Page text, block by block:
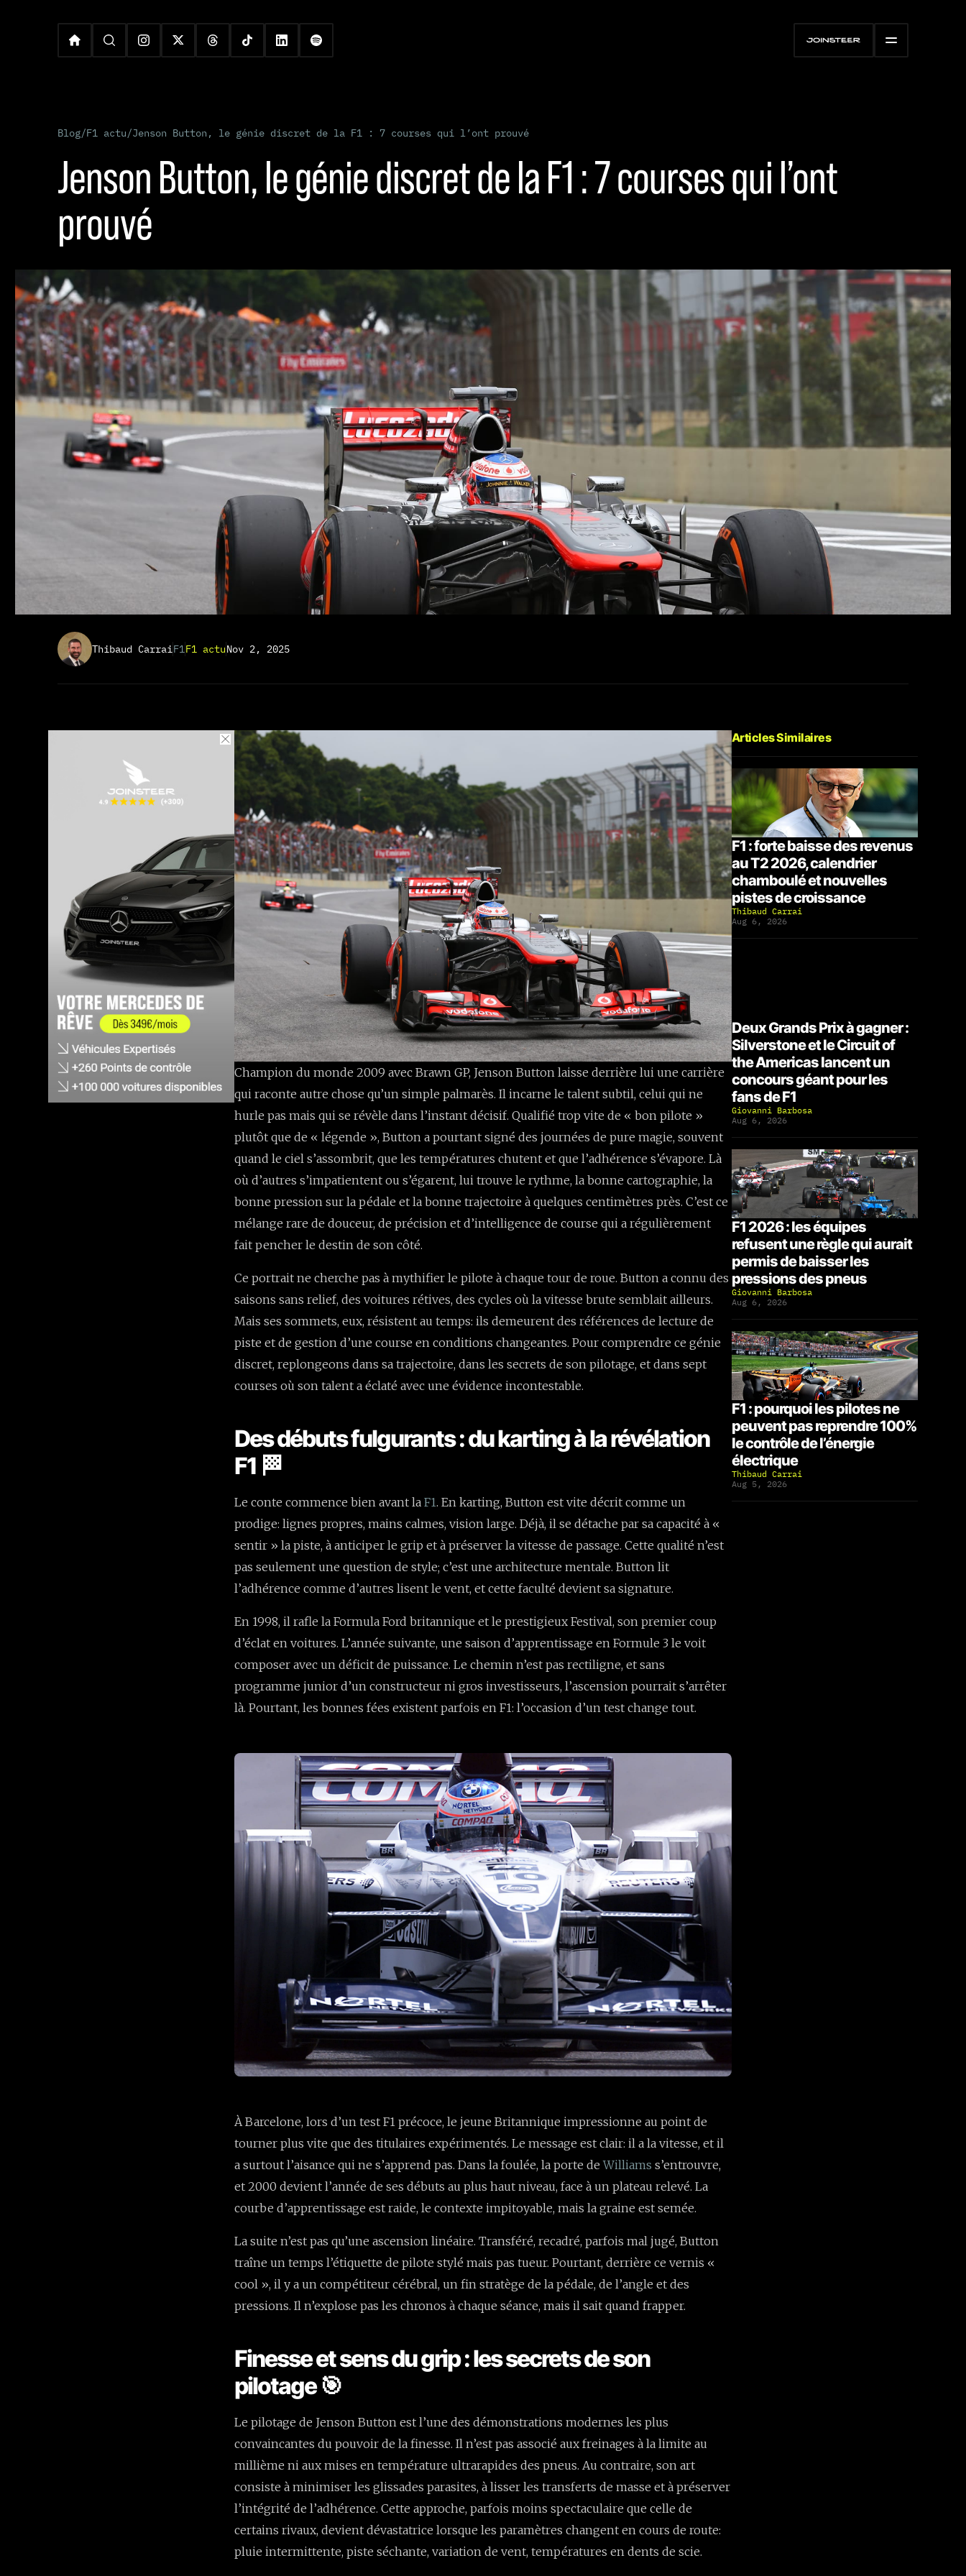
Blog/F1 actu/Jenson Button, le génie discret de la F1 : 7 courses qui l’ont prouvé
Jenson Button, le génie discret de la F1 : 7 courses qui l’ont
prouvé
Thibaud Carrai F1 F1 actuNov 2, 2025
Champion du monde 2009 avec Brawn GP, Jenson Button laisse derrière lui une carrière
qui raconte autre chose qu’un simple palmarès. Il incarne le talent subtil, celui qui ne
hurle pas mais qui se révèle dans l’instant décisif. Qualifié trop vite de « bon pilote »
plutôt que de « légende », Button a pourtant signé des journées de pure magie, souvent
quand le ciel s’assombrit, que les températures chutent et que l’adhérence s’évapore. Là
où d’autres s’impatientent ou s’égarent, lui trouve le rythme, la bonne cartographie, la
bonne pression sur la pédale et la bonne trajectoire à quelques centimètres près. C’est ce
mélange rare de douceur, de précision et d’intelligence de course qui a régulièrement
fait pencher le destin de son côté.
Ce portrait ne cherche pas à mythifier le pilote à chaque tour de roue. Button a connu des
saisons sans relief, des voitures rétives, des cycles où la vitesse brute semblait ailleurs.
Mais ses sommets, eux, résistent au temps: ils demeurent des références de lecture de
piste et de gestion d’une course en conditions changeantes. Pour comprendre ce génie
discret, replongeons dans sa trajectoire, dans les secrets de son pilotage, et dans sept
courses où son talent a éclaté avec une évidence incontestable.
Des débuts fulgurants : du karting à la révélation
F1 🏁
Le conte commence bien avant laF1 . En karting, Button est vite décrit comme un
prodige: lignes propres, mains calmes, vision large. Déjà, il se détache par sa capacité à «
sentir » la piste, à anticiper le grip et à préserver la vitesse de passage. Cette qualité n’est
pas seulement une question de style; c’est une architecture mentale. Button lit
l’adhérence comme d’autres lisent le vent, et cette faculté devient sa signature.
En 1998, il rafle la Formula Ford britannique et le prestigieux Festival, son premier coup
d’éclat en voitures. L’année suivante, une saison d’apprentissage en Formule 3 le voit
composer avec un déficit de puissance. Le chemin n’est pas rectiligne, et sans
programme junior d’un constructeur ni gros investisseurs, l’ascension pourrait s’arrêter
là. Pourtant, les bonnes fées existent parfois en F1: l’occasion d’un test change tout.
À Barcelone, lors d’un test F1 précoce, le jeune Britannique impressionne au point de
tourner plus vite que des titulaires expérimentés. Le message est clair: il a la vitesse, et il
a surtout l’aisance qui ne s’apprend pas. Dans la foulée, la porte deWilliams s’entrouvre,
et 2000 devient l’année de ses débuts au plus haut niveau, face à un plateau relevé. La
courbe d’apprentissage est raide, le contexte impitoyable, mais la graine est semée.
La suite n’est pas qu’une ascension linéaire. Transféré, recadré, parfois mal jugé, Button
traîne un temps l’étiquette de pilote stylé mais pas tueur. Pourtant, derrière ce vernis «
cool », il y a un compétiteur cérébral, un fin stratège de la pédale, de l’angle et des
pressions. Il n’explose pas les chronos à chaque séance, mais il sait quand frapper.
Finesse et sens du grip : les secrets de son
pilotage 🎯
Le pilotage de Jenson Button est l’une des démonstrations modernes les plus
convaincantes du pouvoir de la finesse. Il n’est pas associé aux freinages à la limite au
millième ni aux mises en température ultrarapides des pneus. Au contraire, son art
consiste à minimiser les glissades parasites, à lisser les transferts de masse et à préserver
l’intégrité de l’adhérence. Cette approche, parfois moins spectaculaire que celle de
certains rivaux, devient dévastatrice lorsque les paramètres changent en cours de route:
pluie intermittente, piste séchante, variation de vent, températures en dents de scie.
Articles Similaires
F1 : forte baisse des revenus
au T2 2026, calendrier
chamboulé et nouvelles
pistes de croissance
Thibaud Carrai
Aug 6, 2026
Deux Grands Prix à gagner :
Silverstone et le Circuit of
the Americas lancent un
concours géant pour les
fans de F1
Giovanni Barbosa
Aug 6, 2026
F1 2026 : les équipes
refusent une règle qui aurait
permis de baisser les
pressions des pneus
Giovanni Barbosa
Aug 6, 2026
F1 : pourquoi les pilotes ne
peuvent pas reprendre 100%
le contrôle de l’énergie
électrique
Thibaud Carrai
Aug 5, 2026